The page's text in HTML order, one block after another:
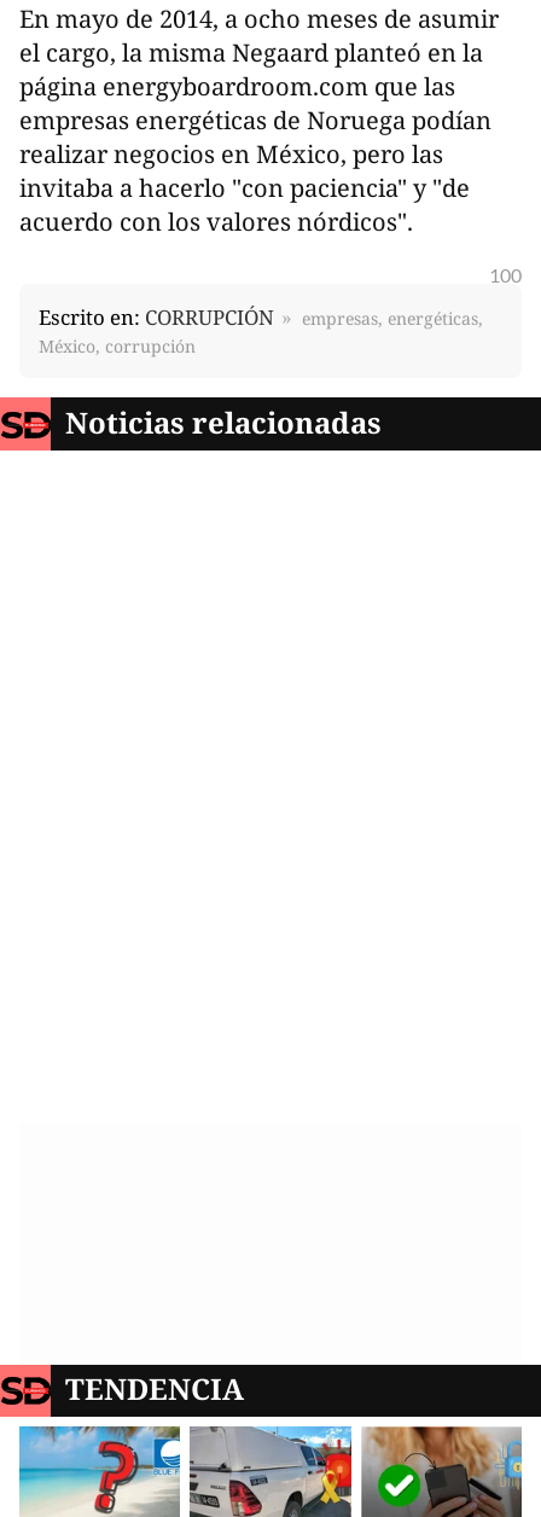
En mayo de 2014, a ocho meses de asumir
el cargo, la misma Negaard planteó en la
página energyboardroom.com que las
empresas energéticas de Noruega podían
realizar negocios en México, pero las
invitaba a hacerlo "con paciencia" y "de
acuerdo con los valores nórdicos".
100
Escrito en: CORRUPCIÓN
empresas, energéticas,
México, corrupción
Noticias relacionadas
TENDENCIA